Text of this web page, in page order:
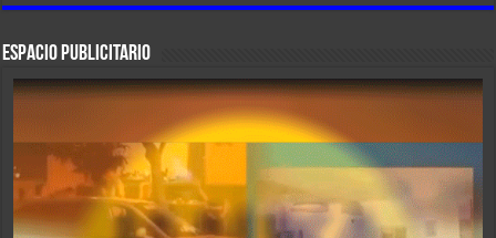
ESPACIO PUBLICITARIO